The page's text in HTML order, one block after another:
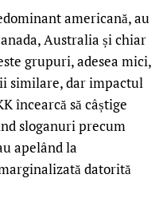
americană, au
Australia și chiar
grupuri, adesea mici,
similare, dar impactul
încearcă să câștige
sloganuri precum
apelând la
datorită